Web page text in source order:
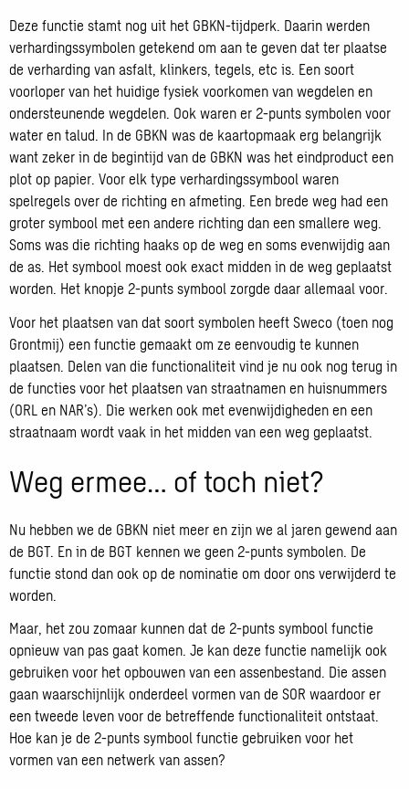
Deze functie stamt nog uit het GBKN-tijdperk. Daarin werden
verhardingssymbolen getekend om aan te geven dat ter plaatse
de verharding van asfalt, klinkers, tegels, etc is. Een soort
voorloper van het huidige fysiek voorkomen van wegdelen en
ondersteunende wegdelen. Ook waren er 2-punts symbolen voor
water en talud. In de GBKN was de kaartopmaak erg belangrijk
want zeker in de begintijd van de GBKN was het eindproduct een
plot op papier. Voor elk type verhardingssymbool waren
spelregels over de richting en afmeting. Een brede weg had een
groter symbool met een andere richting dan een smallere weg.
Soms was die richting haaks op de weg en soms evenwijdig aan
de as. Het symbool moest ook exact midden in de weg geplaatst
worden. Het knopje 2-punts symbool zorgde daar allemaal voor.
Voor het plaatsen van dat soort symbolen heeft Sweco (toen nog
Grontmij) een functie gemaakt om ze eenvoudig te kunnen
plaatsen. Delen van die functionaliteit vind je nu ook nog terug in
de functies voor het plaatsen van straatnamen en huisnummers
(ORL en NAR’s). Die werken ook met evenwijdigheden en een
straatnaam wordt vaak in het midden van een weg geplaatst.
Weg ermee… of toch niet?
Nu hebben we de GBKN niet meer en zijn we al jaren gewend aan
de BGT. En in de BGT kennen we geen 2-punts symbolen. De
functie stond dan ook op de nominatie om door ons verwijderd te
worden.
Maar, het zou zomaar kunnen dat de 2-punts symbool functie
opnieuw van pas gaat komen. Je kan deze functie namelijk ook
gebruiken voor het opbouwen van een assenbestand. Die assen
gaan waarschijnlijk onderdeel vormen van de SOR waardoor er
een tweede leven voor de betreffende functionaliteit ontstaat.
Hoe kan je de 2-punts symbool functie gebruiken voor het
vormen van een netwerk van assen?